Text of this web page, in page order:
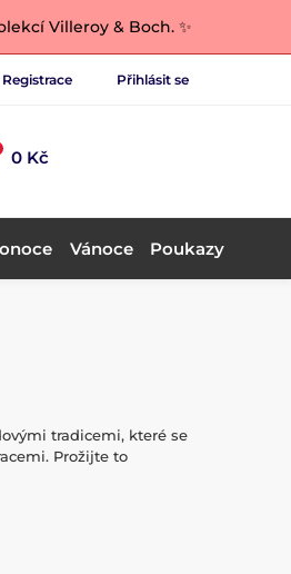
Villeroy & Boch. ✨
Registrace Přihlásit se
0 Kč
Vánoce Poukazy
tradicemi, které se
Prožijte to